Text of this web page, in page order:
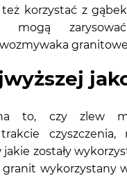
korzystać z
mogą
to, czy zlew
czyszczenia,
zostały
wykorzystany